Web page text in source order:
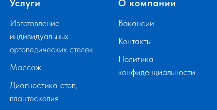
Услуги
Изготовление
индивидуальных
ортопедических стелек
Массаж
Диагностика стоп,
плантоскопия
О компании
Вакансии
Контакты
Политика
конфиденциальности